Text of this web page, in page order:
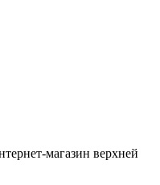
магазин верхней